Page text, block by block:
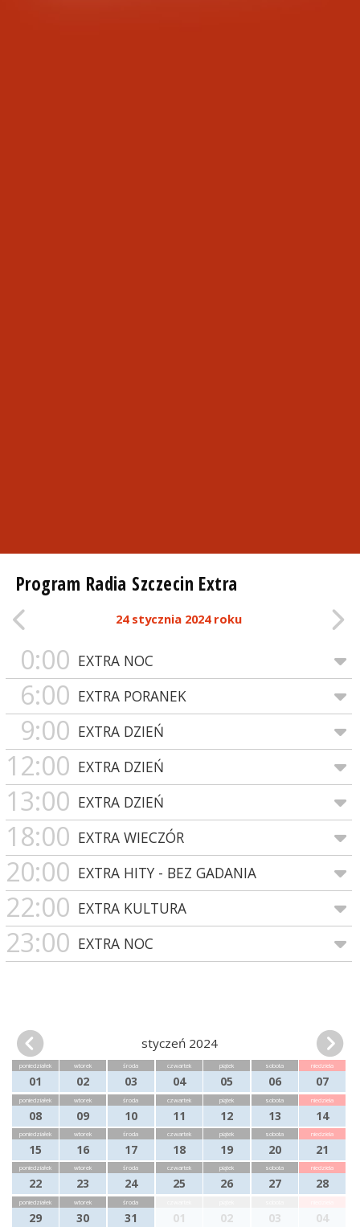
Program Radia Szczecin Extra
24 stycznia 2024 roku
0:00 EXTRA NOC
6:00 EXTRA PORANEK
9:00 EXTRA DZIEŃ
12:00 EXTRA DZIEŃ
13:00 EXTRA DZIEŃ
18:00 EXTRA WIECZÓR
20:00 EXTRA HITY - BEZ GADANIA
22:00 EXTRA KULTURA
23:00 EXTRA NOC
styczeń 2024
poniedziałek
01
wtorek
02
środa
03
czwartek
04
piątek
05
sobota
06
niedziela
07
poniedziałek
08
wtorek
09
środa
10
czwartek
11
piątek
12
sobota
13
niedziela
14
poniedziałek
15
wtorek
16
środa
17
czwartek
18
piątek
19
sobota
20
niedziela
21
poniedziałek
22
wtorek
23
środa
24
czwartek
25
piątek
26
sobota
27
niedziela
28
poniedziałek
29
wtorek
30
środa
31 01 02 03 04